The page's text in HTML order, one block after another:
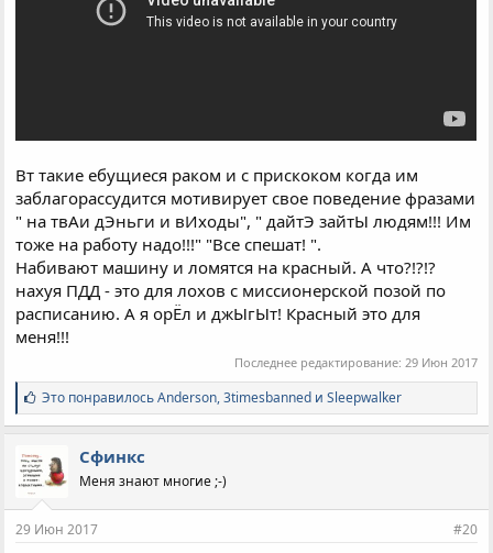
Вт такие ебущиеся раком и с прискоком когда им
заблагорассудится мотивирует свое поведение фразами
" на твАи дЭньги и вИходы", " дайтЭ зайтЫ людям!!! Им
тоже на работу надо!!!" "Все спешат! ".
Набивают машину и ломятся на красный. А что?!?!?
нахуя ПДД - это для лохов с миссионерской позой по
расписанию. А я орЁл и джЫгЫт! Красный это для
меня!!!
Последнее редактирование: 29 Июн 2017
С
и
м
а
т
и
:
Это понравилосьAnderson,3timesbanned иSleepwalker
Сфинкс
Меня знают многие ;-)
29 Июн 2017 #20